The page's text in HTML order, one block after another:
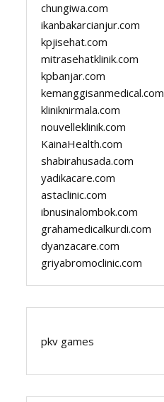
chungiwa.com
ikanbakarcianjur.com
kpjisehat.com
mitrasehatklinik.com
kpbanjar.com
kemanggisanmedical.com
kliniknirmala.com
nouvelleklinik.com
KainaHealth.com
shabirahusada.com
yadikacare.com
astaclinic.com
ibnusinalombok.com
grahamedicalkurdi.com
dyanzacare.com
griyabromoclinic.com
pkv games